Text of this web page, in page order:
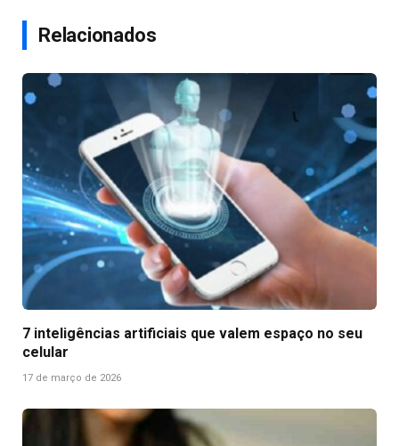
Relacionados
7 inteligências artificiais que valem espaço no seu
celular
17 de março de 2026